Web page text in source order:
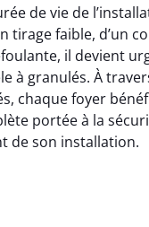
de vie de
tirage faible, d’un
il devient
à granulés. À
chaque foyer
portée à la
de son installation.